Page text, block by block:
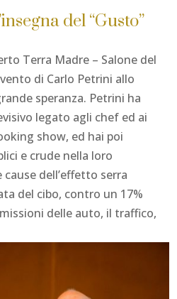
del “Gusto”
Terra Madre – Salone del
di Carlo Petrini allo
speranza. Petrini ha
legato agli chef ed ai
show, ed hai poi
e crude nella loro
dell’effetto serra
del cibo, contro un 17%
delle auto, il traffico,